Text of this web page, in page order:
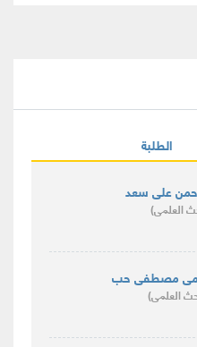
الطلبة
على سعد
العلمى)
مصطفى حب
العلمى)